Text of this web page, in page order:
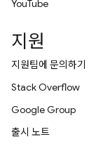
YouTube
지원
지원팀에 문의하기
Stack Overflow
Google Group
출시 노트